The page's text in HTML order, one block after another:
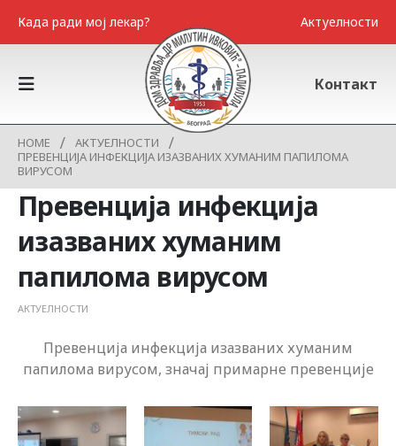
Када ради мој лекар? Актуелности
Контакт
HOME
АКТУЕЛНОСТИ
ПРЕВЕНЦИЈА ИНФЕКЦИЈА ИЗАЗВАНИХ ХУМАНИМ ПАПИЛОМА
ВИРУСОМ
Превенција инфекција
изазваних хуманим
папилома вирусом
АКТУЕЛНОСТИ
Превенција инфекција изазваних хуманим
папилома вирусом, значај примарне превенције